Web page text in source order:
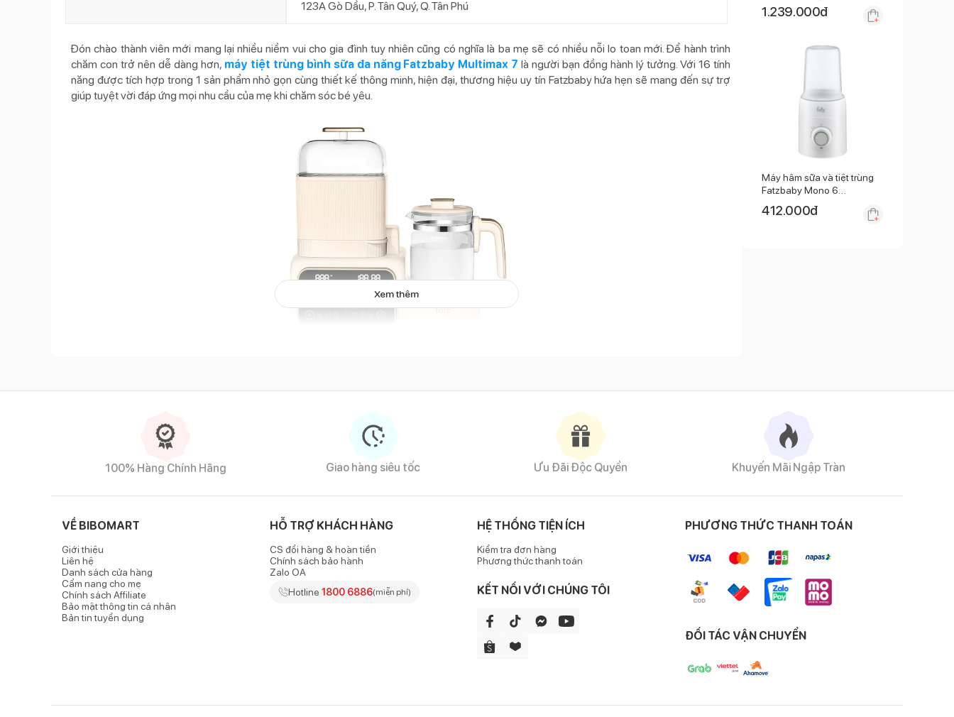
123A Gò Dầu, P. Tân Quý, Q. Tân Phú
Đón chào thành viên mới mang lại nhiều niềm vui cho gia đình tuy nhiên cũng có nghĩa là ba mẹ sẽ có nhiều nỗi lo toan mới. Để hành trình
chăm con trở nên dễ dàng hơn, máy tiệt trùng bình sữa đa năng Fatzbaby Multimax 7 là người bạn đồng hành lý tưởng. Với 16 tính
năng được tích hợp trong 1 sản phẩm nhỏ gọn cùng thiết kế thông minh, hiện đại, thương hiệu uy tín Fatzbaby hứa hẹn sẽ mang đến sự trợ
giúp tuyệt vời đáp ứng mọi nhu cầu của mẹ khi chăm sóc bé yêu.
Đặc điểm nổi bật của máy tiệt trùng bình sữa đa năng Fatzbaby Multimax 7
Máy tiệt trùng bình sữa đa năng Fatzbaby Multimax 7
gồm nhiều chi tiết, toàn bộ sử dụng chất liệu cao cấp, an toàn tuyệt đối với sức khỏe
lực tốt.
Xem thêm
1.239.000đ
Máy hâm sữa và tiệt trùng
Fatzbaby Mono 6
412.000đ
100% Hàng Chính Hãng Giao hàng siêu tốc Ưu Đãi Độc Quyền Khuyến Mãi Ngập Tràn
VỀ BIBOMART
Giới thiệu
Liên hệ
Danh sách cửa hàng
Cẩm nang cho mẹ
Chính sách Affiliate
Bảo mật thông tin cá nhân
Bản tin tuyển dụng
HỖ TRỢ KHÁCH HÀNG
CS đổi hàng & hoàn tiền
Chính sách bảo hành
Zalo OA
Hotline 1800 6886(miễn phí)
HỆ THỐNG TIỆN ÍCH
Kiểm tra đơn hàng
Phương thức thanh toán
KẾT NỐI VỚI CHÚNG TÔI
PHƯƠNG THỨC THANH TOÁN
ĐỐI TÁC VẬN CHUYỂN